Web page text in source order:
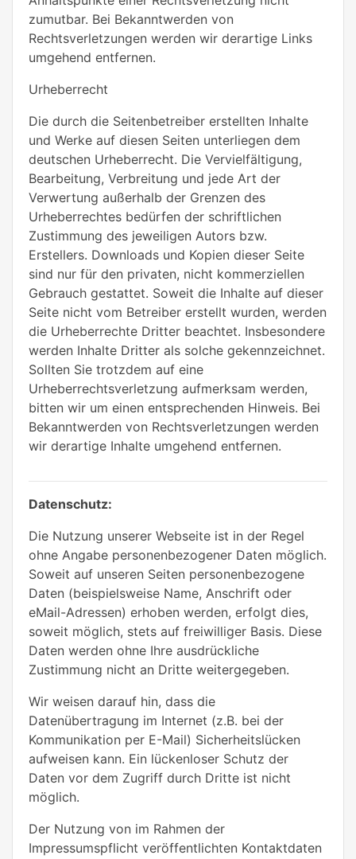
zumutbar. Bei Bekanntwerden von
Rechtsverletzungen werden wir derartige Links
umgehend entfernen.
Urheberrecht
Die durch die Seitenbetreiber erstellten Inhalte
und Werke auf diesen Seiten unterliegen dem
deutschen Urheberrecht. Die Vervielfältigung,
Bearbeitung, Verbreitung und jede Art der
Verwertung außerhalb der Grenzen des
Urheberrechtes bedürfen der schriftlichen
Zustimmung des jeweiligen Autors bzw.
Erstellers. Downloads und Kopien dieser Seite
sind nur für den privaten, nicht kommerziellen
Gebrauch gestattet. Soweit die Inhalte auf dieser
Seite nicht vom Betreiber erstellt wurden, werden
die Urheberrechte Dritter beachtet. Insbesondere
werden Inhalte Dritter als solche gekennzeichnet.
Sollten Sie trotzdem auf eine
Urheberrechtsverletzung aufmerksam werden,
bitten wir um einen entsprechenden Hinweis. Bei
Bekanntwerden von Rechtsverletzungen werden
wir derartige Inhalte umgehend entfernen.
Datenschutz:
Die Nutzung unserer Webseite ist in der Regel
ohne Angabe personenbezogener Daten möglich.
Soweit auf unseren Seiten personenbezogene
Daten (beispielsweise Name, Anschrift oder
eMail-Adressen) erhoben werden, erfolgt dies,
soweit möglich, stets auf freiwilliger Basis. Diese
Daten werden ohne Ihre ausdrückliche
Zustimmung nicht an Dritte weitergegeben.
Wir weisen darauf hin, dass die
Datenübertragung im Internet (z.B. bei der
Kommunikation per E-Mail) Sicherheitslücken
aufweisen kann. Ein lückenloser Schutz der
Daten vor dem Zugriff durch Dritte ist nicht
möglich.
Der Nutzung von im Rahmen der
Impressumspflicht veröffentlichten Kontaktdaten